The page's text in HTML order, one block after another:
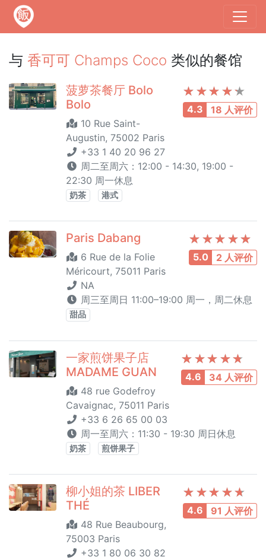
与 香可可 Champs Coco 类似的餐馆
4.3 18 人评价
菠萝茶餐厅 Bolo
Bolo
10 Rue Saint-
Augustin, 75002 Paris
+33 1 40 20 96 27
周二至周六：12:00 - 14:30, 19:00 -
22:30 周一休息
奶茶 港式
5.0 2 人评价
Paris Dabang
6 Rue de la Folie
Méricourt, 75011 Paris
NA
周三至周日 11:00–19:00 周一，周二休息
甜品
4.6 34 人评价
一家煎饼果子店
MADAME GUAN
48 rue Godefroy
Cavaignac, 75011 Paris
+33 6 26 65 00 03
周一至周六：11:30 - 19:30 周日休息
奶茶 煎饼果子
4.6 91 人评价
柳小姐的茶 LIBER
THÉ
48 Rue Beaubourg,
75003 Paris
+33 1 80 06 30 82